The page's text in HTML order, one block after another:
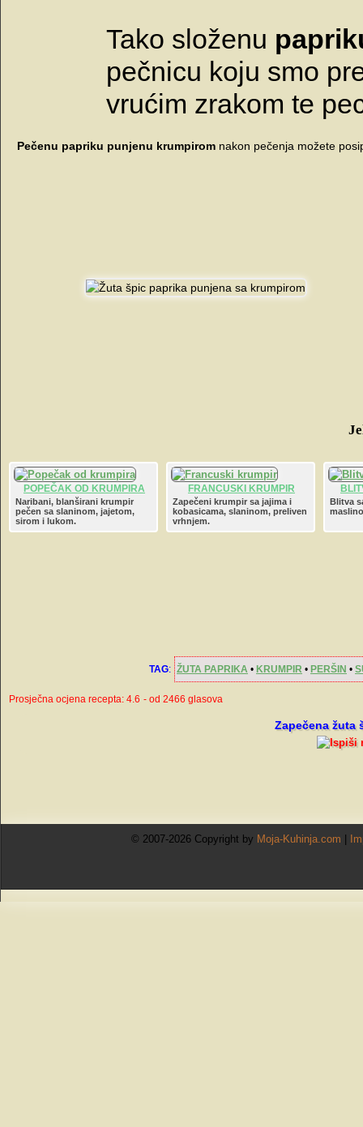
Tako složenu
pečnicu koju smo
vrućim zrakom te
Pečenu papriku punjenu krumpirom nakon pečenja možete
POPEČAK OD KRUMPIRA
Naribani, blanširani krumpir
pečen sa slaninom, jajetom,
sirom i lukom.
FRANCUSKI KRUMPIR
Zapečeni krumpir sa jajima i
kobasicama, slaninom, preliven
vrhnjem.
Blitva
TAG: ŽUTA PAPRIKA • KRUMPIR • PERŠIN •
Prosječna ocjena recepta: 4.6 - od 2466 glasova
Zapečena žuta
© 2007-2026 Copyright by Moja-Kuhinja.com